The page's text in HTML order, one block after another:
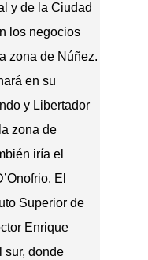
y de la Ciudad
los negocios
zona de Núñez.
en su
y Libertador
zona de
iría el
El
Superior de
Enrique
sur, donde